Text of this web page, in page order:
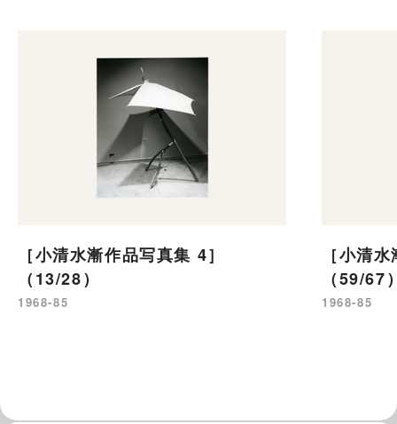
［小清水漸作品写真集 4］
（13/28）
1968-85
［小清
（59/67
1968-85